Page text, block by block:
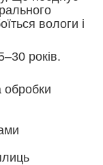
вологи і
років.